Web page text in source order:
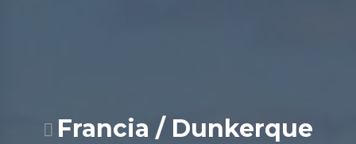
Francia / Dunkerque